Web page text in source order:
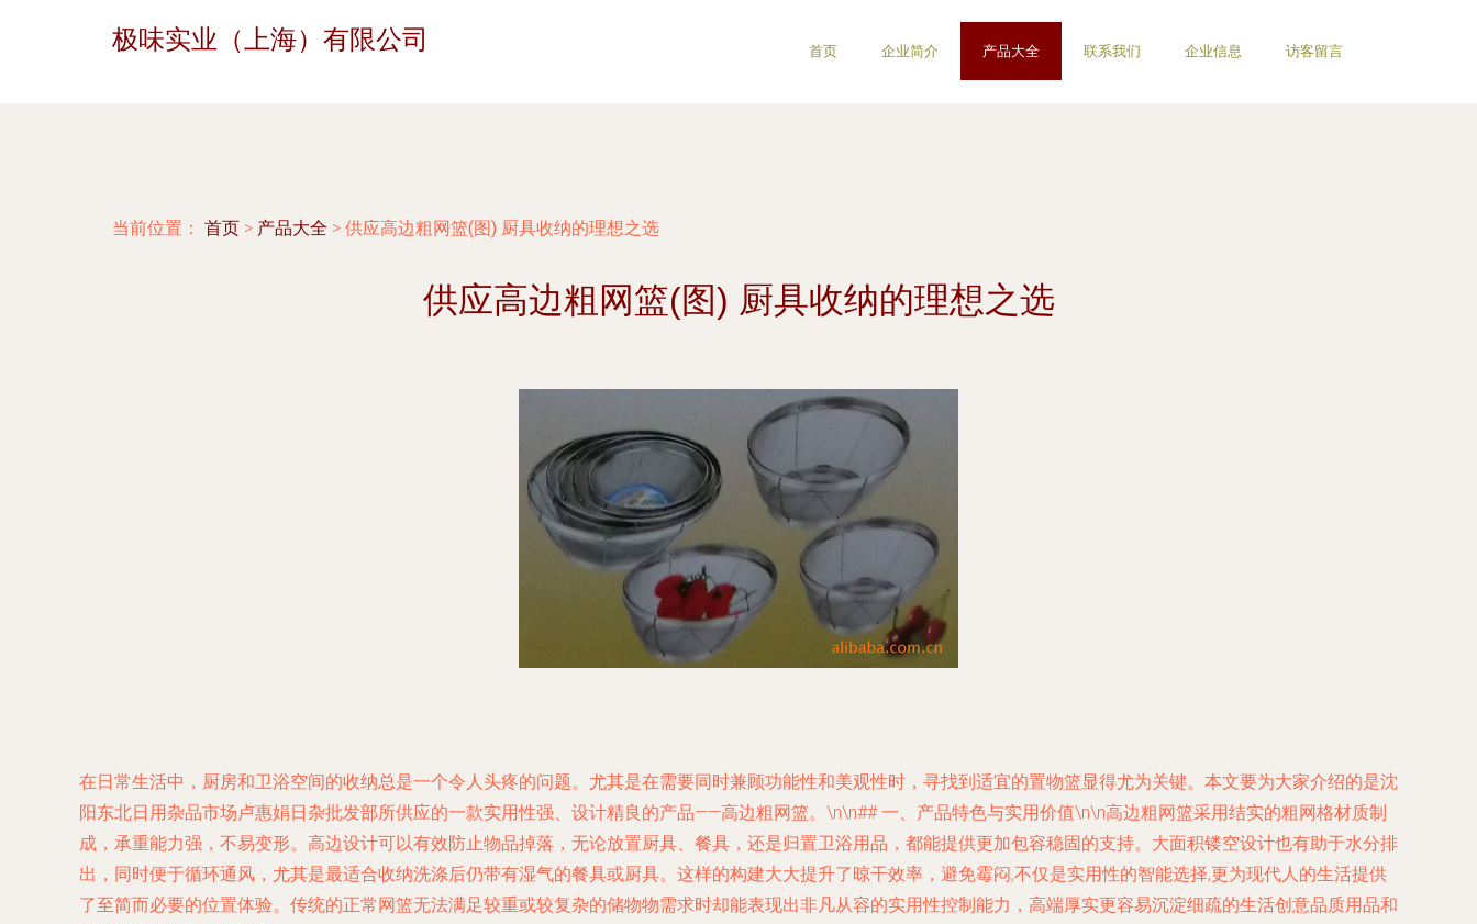
极味实业（上海）有限公司 首页 企业简介 产品大全 联系我们 企业信息 访客留言
当前位置： 首页 > 产品大全 > 供应高边粗网篮(图) 厨具收纳的理想之选
供应高边粗网篮(图) 厨具收纳的理想之选
在日常生活中，厨房和卫浴空间的收纳总是一个令人头疼的问题。尤其是在需要同时兼顾功能性和美观性时，寻找到适宜的置物篮显得尤为关键。本文要为大家介绍的是沈
阳东北日用杂品市场卢惠娟日杂批发部所供应的一款实用性强、设计精良的产品——高边粗网篮。\n\n## 一、产品特色与实用价值\n\n高边粗网篮采用结实的粗网格材质制
成，承重能力强，不易变形。高边设计可以有效防止物品掉落，无论放置厨具、餐具，还是归置卫浴用品，都能提供更加包容稳固的支持。大面积镂空设计也有助于水分排
出，同时便于循环通风，尤其是最适合收纳洗涤后仍带有湿气的餐具或厨具。这样的构建大大提升了晾干效率，避免霉闷,不仅是实用性的智能选择,更为现代人的生活提供
了至简而必要的位置体验。传统的正常网篮无法满足较重或较复杂的储物物需求时却能表现出非凡从容的实用性控制能力，高端厚实更容易沉淀细疏的生活创意品质用品和